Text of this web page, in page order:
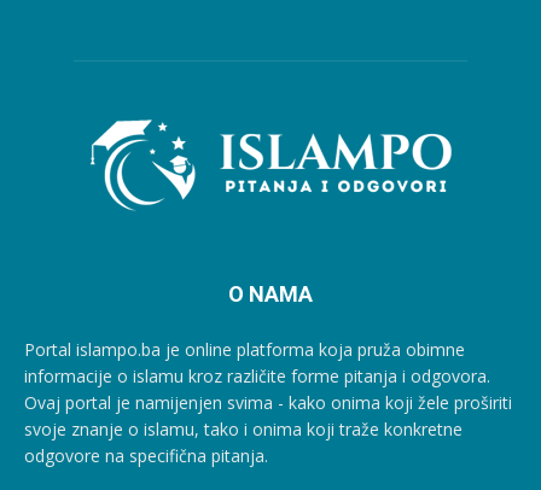
O NAMA
Portal islampo.ba je online platforma koja pruža obimne
informacije o islamu kroz različite forme pitanja i odgovora.
Ovaj portal je namijenjen svima - kako onima koji žele proširiti
svoje znanje o islamu, tako i onima koji traže konkretne
odgovore na specifična pitanja.